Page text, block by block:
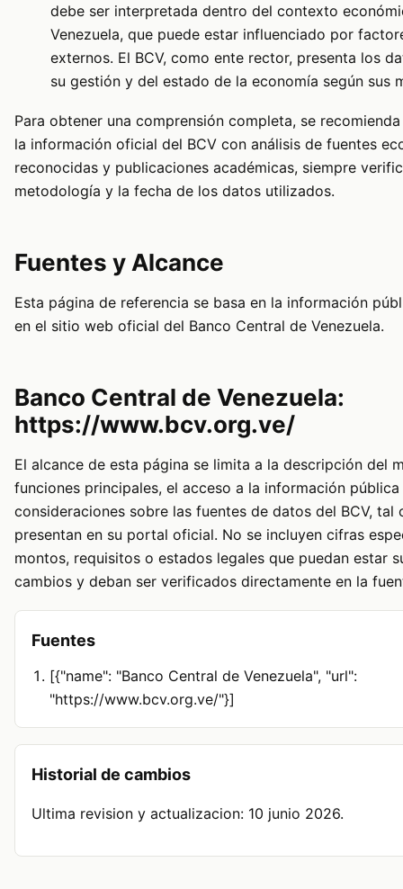
debe ser interpretada dentro del contexto
Venezuela, que puede estar influenciado por
externos. El BCV, como ente rector, presenta los
su gestión y del estado de la economía según sus
Para obtener una comprensión completa, se
la información oficial del BCV con análisis de fuentes
reconocidas y publicaciones académicas, siempre
metodología y la fecha de los datos utilizados.
Fuentes y Alcance
Esta página de referencia se basa en la información
en el sitio web oficial del Banco Central de Venezuela.
Banco Central de Venezuela:
https://www.bcv.org.ve/
El alcance de esta página se limita a la descripción del
funciones principales, el acceso a la información pública
consideraciones sobre las fuentes de datos del BCV, tal
presentan en su portal oficial. No se incluyen cifras
montos, requisitos o estados legales que puedan estar
cambios y deban ser verificados directamente en la
Fuentes
[{"name": "Banco Central de Venezuela", "url":
"https://www.bcv.org.ve/"}]
Historial de cambios
Ultima revision y actualizacion: 10 junio 2026.